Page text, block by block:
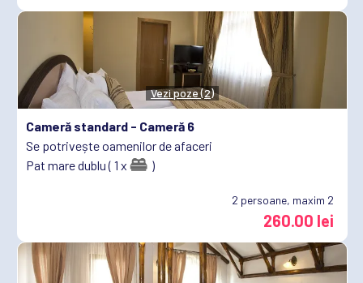
Vezi poze (2)
Cameră standard - Cameră 6
Se potrivește oamenilor de afaceri
Pat mare dublu ( 1 x
)
2 persoane, maxim 2
260.00 lei